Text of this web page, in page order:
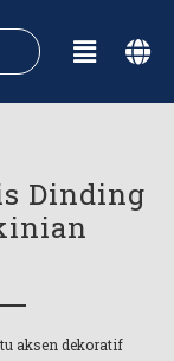
Dinding
aksen dekoratif